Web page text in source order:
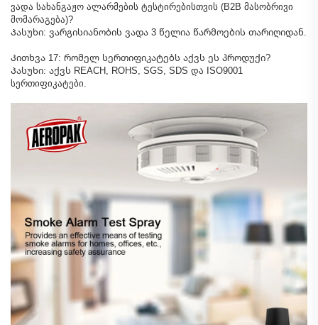
ვადა სახანგაჟო ალარმების ტესტირებისთვის (B2B მასობრივი
მომარაგება)?
Პასუხი: ვარგისიანობის ვადა 3 წელია წარმოების თარიღიდან.
Კითხვა 17: რომელ სერთიფიკატებს აქვს ეს პროდუქი?
Პასუხი: აქვს REACH, ROHS, SGS, SDS და ISO9001
სერთიფიკატები.